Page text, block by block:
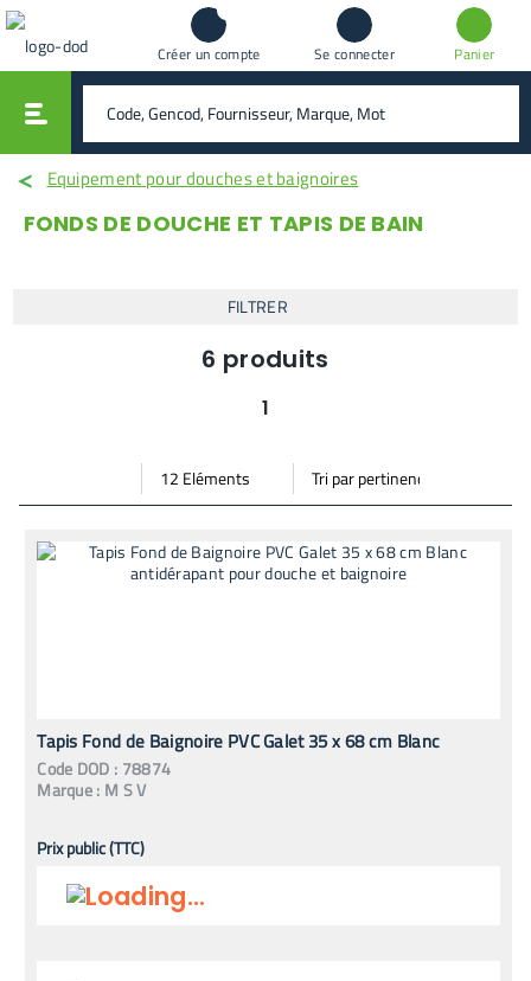
Créer un compte Se connecter Panier
rechercher
Equipement pour douches et baignoires
FONDS DE DOUCHE ET TAPIS DE BAIN
FILTRER
6 produits
1
Mode vignette
Mode bande
Par
page
Trier
par
Tapis Fond de Baignoire PVC Galet 35 x 68 cm Blanc
Code DOD : 78874
Marque : M S V
Prix public (TTC)